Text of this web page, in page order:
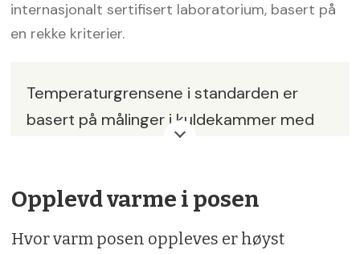
internasjonalt sertifisert laboratorium, basert på
en rekke kriterier.
Temperaturgrensene i standarden er
basert på målinger i kuldekammer med
T-UPPER/MAX: Øvre temperatur for en
voksen mann uten overdrevet svette.
Opplevd varme i posen
Hvor varm posen oppleves er høyst